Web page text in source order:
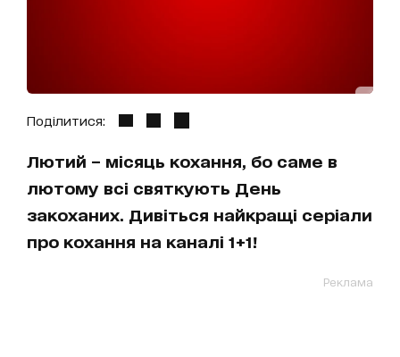
Поділитися:
Лютий – місяць кохання, бо саме в
лютому всі святкують День
закоханих. Дивіться найкращі серіали
про кохання на каналі 1+1!
Реклама